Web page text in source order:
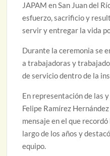
JAPAM en San Juan del
esfuerzo, sacrificio y
servir y entregar la vida
Durante la ceremonia se
a trabajadoras y
de servicio dentro de la
En representación de las
Felipe Ramírez
mensaje en el que
largo de los años y
equipo.